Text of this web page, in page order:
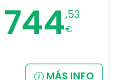
744,53
€
MÁS INFO